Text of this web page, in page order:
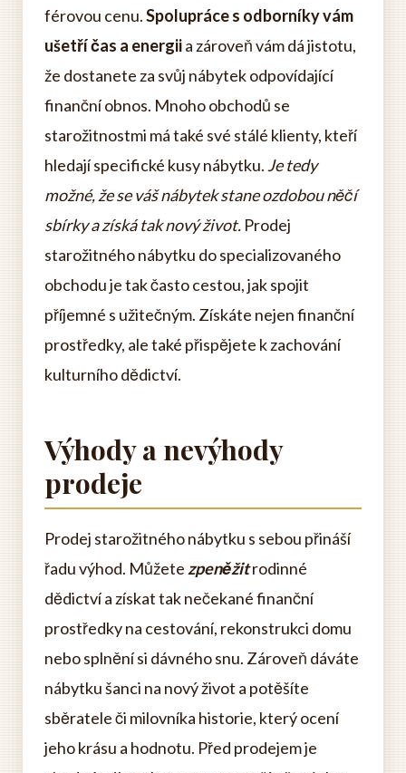
férovou cenu.Spolupráce s odborníky vám
ušetří čas a energiia zároveň vám dá jistotu,
že dostanete za svůj nábytek odpovídající
finanční obnos. Mnoho obchodů se
starožitnostmi má také své stálé klienty, kteří
hledají specifické kusy nábytku. Je tedy
možné, že se váš nábytek stane ozdobou něčí
sbírky a získá tak nový život. Prodej
starožitného nábytku do specializovaného
obchodu je tak často cestou, jak spojit
příjemné s užitečným. Získáte nejen finanční
prostředky, ale také přispějete k zachování
kulturního dědictví.
Výhody a nevýhody
prodeje
Prodej starožitného nábytku s sebou přináší
řadu výhod. Můžete zpeněžitrodinné
dědictví a získat tak nečekané finanční
prostředky na cestování, rekonstrukci domu
nebo splnění si dávného snu. Zároveň dáváte
nábytku šanci na nový život a potěšíte
sběratele či milovníka historie, který ocení
jeho krásu a hodnotu. Před prodejem je